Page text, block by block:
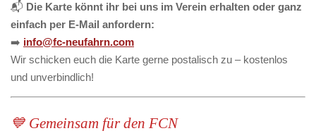
📬 Die Karte könnt ihr bei uns im Verein erhalten oder ganz
einfach per E-Mail anfordern:
➡️ info@fc-neufahrn.com
Wir schicken euch die Karte gerne postalisch zu – kostenlos
und unverbindlich!
💙 Gemeinsam für den FCN